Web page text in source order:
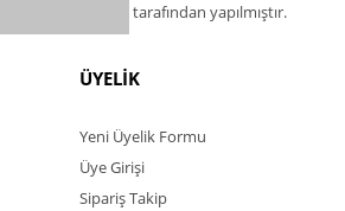
tarafından yapılmıştır.
ÜYELİK
Yeni Üyelik Formu
Üye Girişi
Sipariş Takip